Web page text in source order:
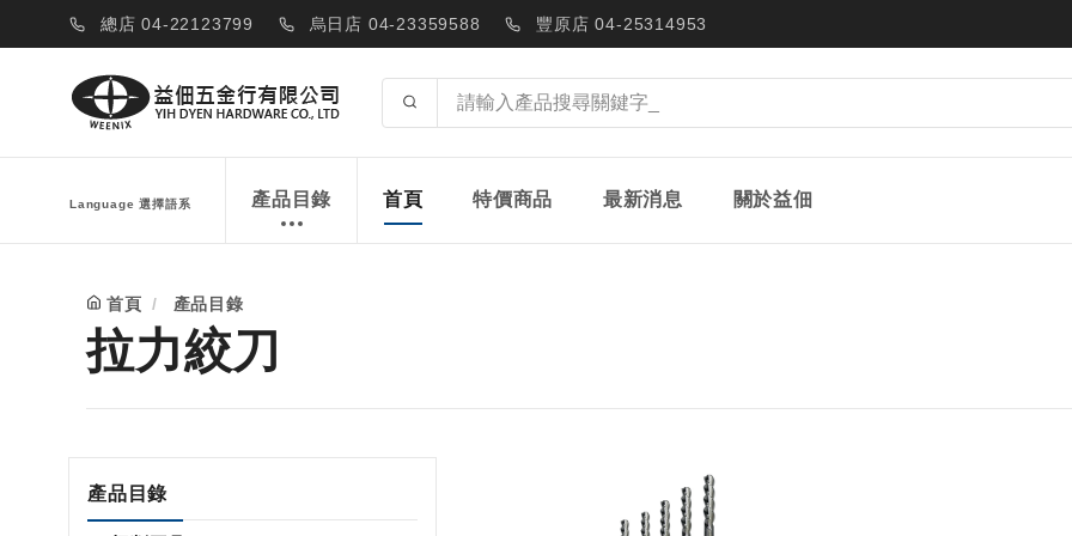
總店 04-22123799 烏日店 04-23359588 豐原店 04-25314953
Language 選擇語系 產品目錄 首頁 特價商品 最新消息 關於益佃
首頁 產品目錄
拉力絞刀
產品目錄